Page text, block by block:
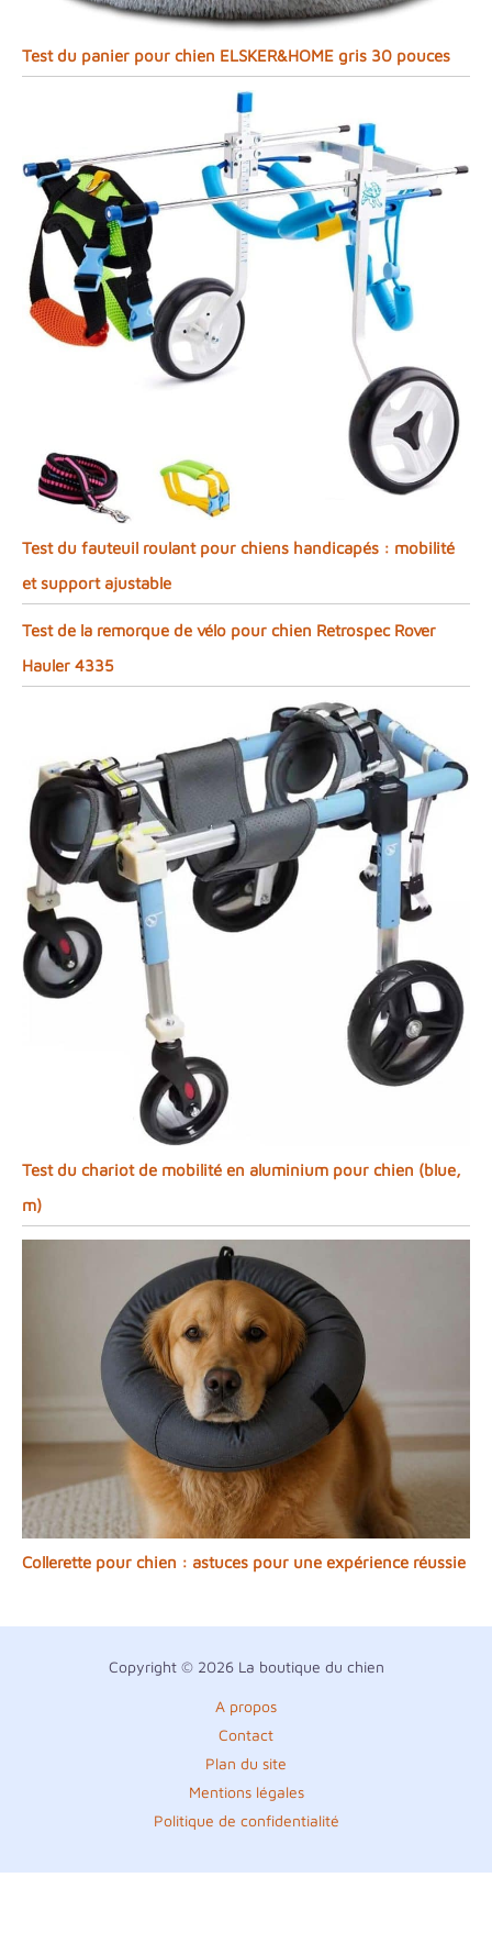
Test du panier pour chien ELSKER&HOME gris 30 pouces
Test du fauteuil roulant pour chiens handicapés : mobilité
et support ajustable
Test de la remorque de vélo pour chien Retrospec Rover
Hauler 4335
Test du chariot de mobilité en aluminium pour chien (blue,
m)
Collerette pour chien : astuces pour une expérience réussie
Copyright © 2026 La boutique du chien
A propos
Contact
Plan du site
Mentions légales
Politique de confidentialité